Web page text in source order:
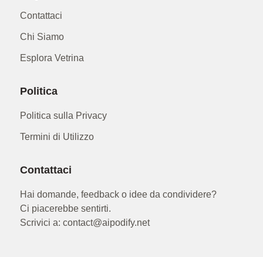
Contattaci
Chi Siamo
Esplora Vetrina
Politica
Politica sulla Privacy
Termini di Utilizzo
Contattaci
Hai domande, feedback o idee da condividere?
Ci piacerebbe sentirti.
Scrivici a: contact@aipodify.net